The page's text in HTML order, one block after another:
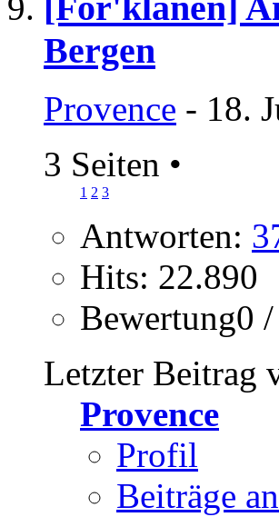
Bergen
Provence - 18.
3 Seiten •
1 2 3
Antworten:
Hits: 22.890
Bewertung0
Letzter Beitrag
Provence
Profil
Beiträge